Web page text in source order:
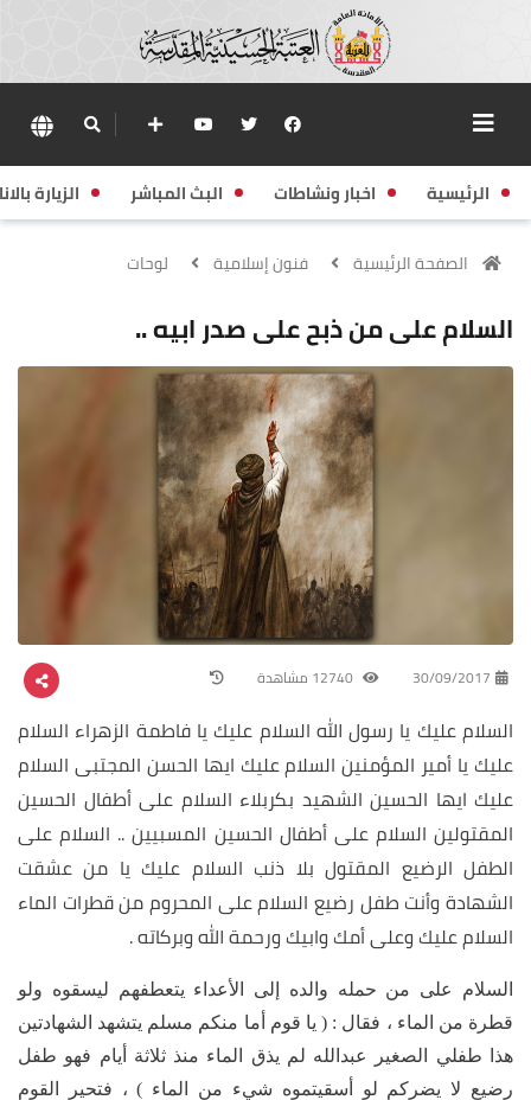
الرئيسية اخبار ونشاطات البث المباشر الزيارة
الصفحة الرئيسية فنون إسلامية لوحات
السلام على من ذبح على صدر ابيه ..
30/09/2017
السلام عليك يا رسول الله السلام عليك يا فاطمة الزهراء السلام
عليك يا أمير المؤمنين السلام عليك ايها الحسن المجتبى السلام
عليك ايها الحسين الشهيد بكربلاء السلام على أطفال الحسين
المقتولين السلام على أطفال الحسين المسبيين .. السلام على
الطفل الرضيع المقتول بلا ذنب السلام عليك يا من عشقت
الشهادة وأنت طفل رضيع السلام على المحروم من قطرات الماء
السلام عليك وعلى أمك وابيك ورحمة الله وبركاته .
السلام على من حمله والده إلى الأعداء يتعطفهم ليسقوه ولو
قطرة من الماء ، فقال : ( يا قوم أما منكم مسلم يتشهد الشهادتين
هذا طفلي الصغير عبدالله لم يذق الماء منذ ثلاثة أيام فهو طفل
رضيع لا يضركم لو أسقيتموه شيء من الماء ) ، فتحير القوم